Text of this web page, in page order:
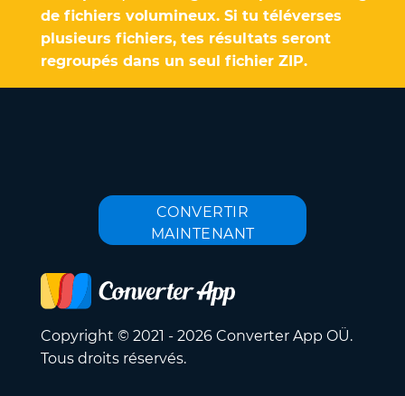
de fichiers volumineux. Si tu téléverses
plusieurs fichiers, tes résultats seront
regroupés dans un seul fichier ZIP.
CONVERTIR
MAINTENANT
Copyright © 2021 - 2026 Converter App OÜ.
Tous droits réservés.